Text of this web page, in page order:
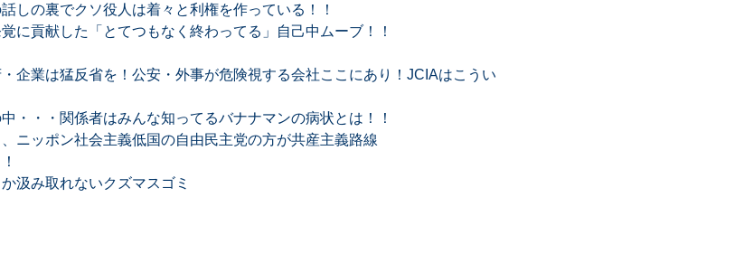
しの裏でクソ役人は着々と利権を作っている！！
に貢献した「とてつもなく終わってる」自己中ムーブ！！
企業は猛反省を！公安・外事が危険視する会社ここにあり！JCIAはこうい
・・・関係者はみんな知ってるバナナマンの病状とは！！
ニッポン社会主義低国の自由民主党の方が共産主義路線
汲み取れないクズマスゴミ